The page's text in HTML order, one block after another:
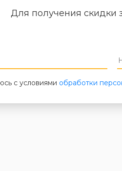
Для получения скидки
с условиями обработки